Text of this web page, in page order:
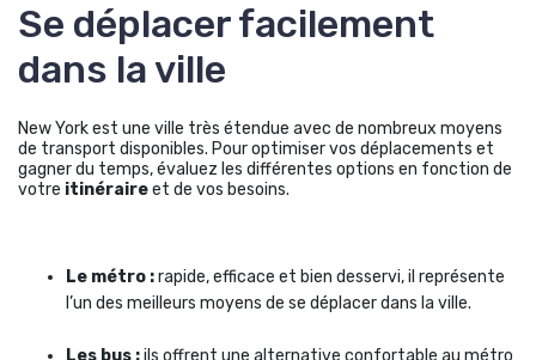
Se déplacer facilement
dans la ville
New York est une ville très étendue avec de nombreux moyens
de transport disponibles. Pour optimiser vos déplacements et
gagner du temps, évaluez les différentes options en fonction de
votre itinéraireet de vos besoins.
Le métro :rapide, efficace et bien desservi, il représente
l’un des meilleurs moyens de se déplacer dans la ville.